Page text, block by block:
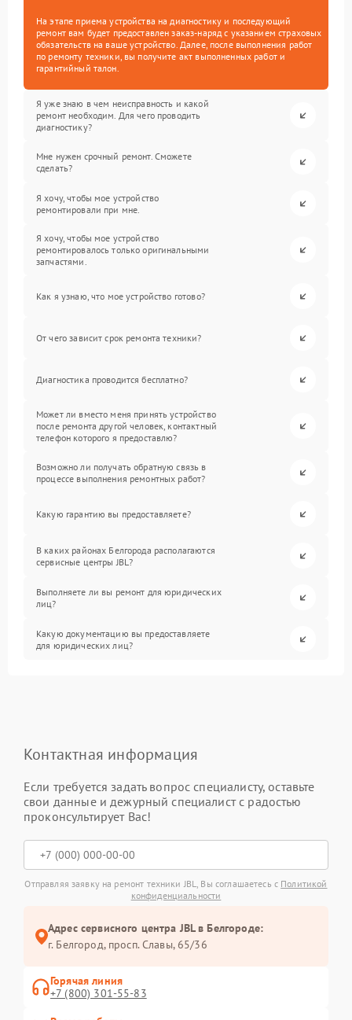
На этапе приема устройства на диагностику и последующий
ремонт вам будет предоставлен заказ-наряд с указанием страховых
обязательств на ваше устройство. Далее, после выполнения работ
по ремонту техники, вы получите акт выполненных работ и
гарантийный талон.
Я уже знаю в чем неисправность и какой
ремонт необходим. Для чего проводить
диагностику?
Мне нужен срочный ремонт. Сможете
сделать?
Я хочу, чтобы мое устройство
ремонтировали при мне.
Я хочу, чтобы мое устройство
ремонтировалось только оригинальными
запчастями.
Как я узнаю, что мое устройство готово?
От чего зависит срок ремонта техники?
Диагностика проводится бесплатно?
Может ли вместо меня принять устройство
после ремонта другой человек, контактный
телефон которого я предоставлю?
Возможно ли получать обратную связь в
процессе выполнения ремонтных работ?
Какую гарантию вы предоставляете?
В каких районах Белгорода располагаются
сервисные центры JBL?
Выполняете ли вы ремонт для юридических
лиц?
Какую документацию вы предоставляете
для юридических лиц?
Контактная информация
Если требуется задать вопрос специалисту, оставьте
свои данные и дежурный специалист с радостью
проконсультирует Вас!
Отправляя заявку на ремонт техники JBL, Вы соглашаетесь с Политикой
конфиденциальности
Адрес сервисного центра JBL в Белгороде:
г. Белгород, просп. Славы, 65/36
Горячая линия
+7 (800) 301-55-83